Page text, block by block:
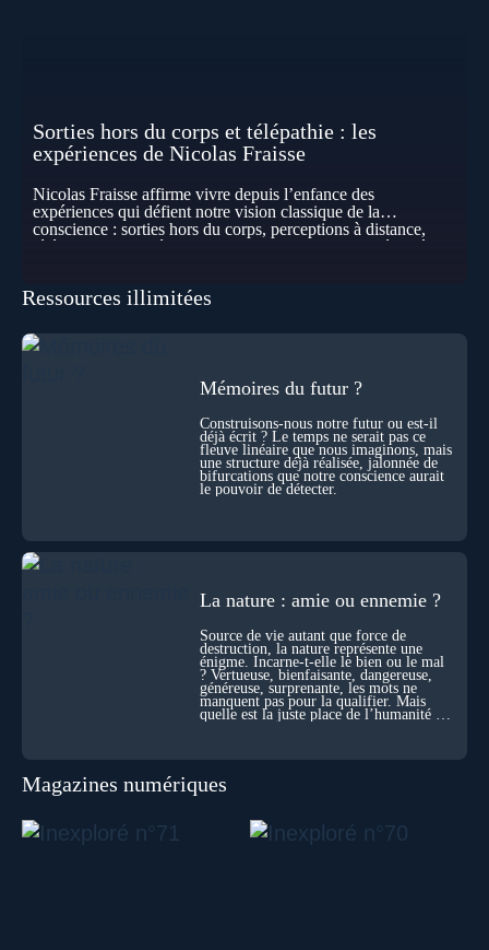
Sorties hors du corps et télépathie : les
expériences de Nicolas Fraisse
Nicolas Fraisse affirme vivre depuis l’enfance des
expériences qui défient notre vision classique de la
conscience : sorties hors du corps, perceptions à distance,
télépathie spontanée… Comment accueillir ces phénomènes
les pensées d’autrui ? Que deviennent l’espace, le temps… et
disparaître ? Au fil de cet échange, Nicolas raconte ses
expériences les plus troublantes : visions vérifiées,
durant ses sorties, protocoles scientifiques… et toujours, cette
! Sommes-nous à l’aube d’une révolution de la conscience ?
Sans doute. Mais encore faut-il accepter d’explorer ces
territoires avec lucidité, et rigueur…
Ressources illimitées
Mémoires du futur ?
Construisons-nous notre futur ou est-il
déjà écrit ? Le temps ne serait pas ce
fleuve linéaire que nous imaginons, mais
une structure déjà réalisée, jalonnée de
bifurcations que notre conscience aurait
le pouvoir de détecter.
La nature : amie ou ennemie ?
Source de vie autant que force de
destruction, la nature représente une
énigme. Incarne-t-elle le bien ou le mal
? Vertueuse, bienfaisante, dangereuse,
généreuse, surprenante, les mots ne
manquent pas pour la qualifier. Mais
quelle est la juste place de l’humanité au
Magazines numériques